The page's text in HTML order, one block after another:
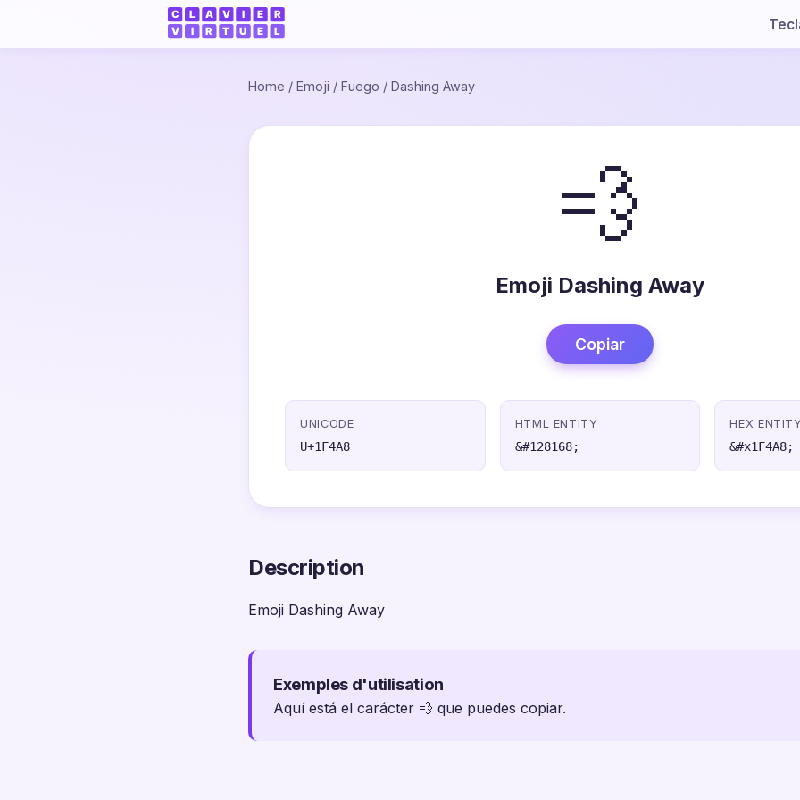
Home / Emoji / Fuego / Dashing Away
💨
Emoji Dashing Away
Copiar
UNICODE
U+1F4A8
HTML ENTITY
&#128168;
HEX
&#x1F4A8;
Description
Emoji Dashing Away
Exemples d'utilisation
Aquí está el carácter 💨 que puedes copiar.